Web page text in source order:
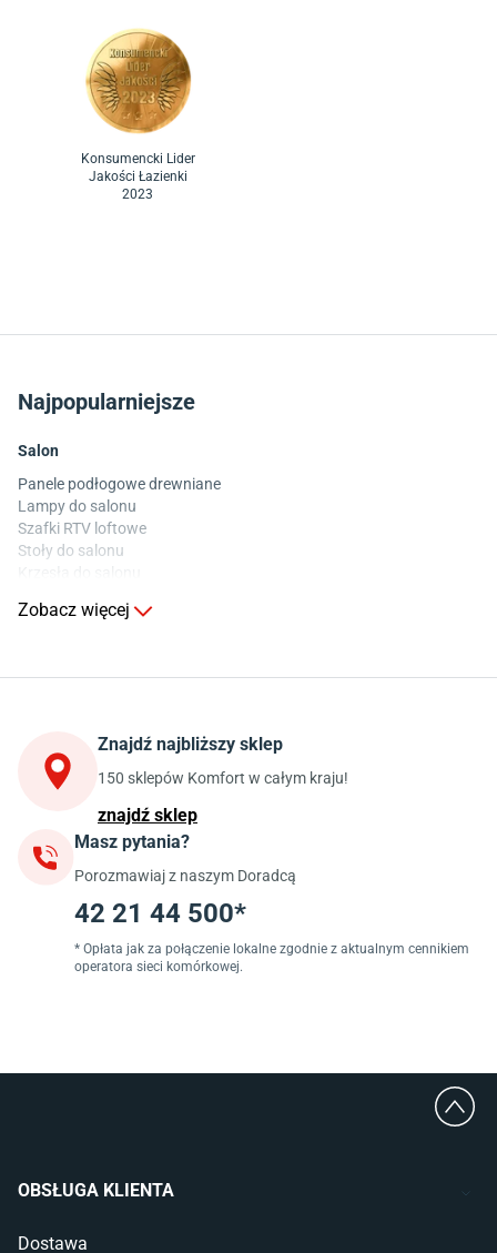
Konsumencki Lider
Jakości Łazienki
2023
Najpopularniejsze
Salon
Panele podłogowe drewniane
Lampy do salonu
Szafki RTV loftowe
Stoły do salonu
Stoły do kuchni
Szafki kuchenne wiszące (górne)
Szafki pod zlewozmywak
Blaty kuchenne laminowane
Jadalnia
Stoły do jadalni
Krzesła do jadalni
Dywany szare
Lampy w stylu loftowym
Lampy wiszące do jadalni
Wanny Cersanit
Zobacz więcej
Znajdź najbliższy sklep
150 sklepów Komfort w całym kraju!
znajdź sklep
Masz pytania?
Porozmawiaj z naszym Doradcą
42 21 44 500*
* Opłata jak za połączenie lokalne zgodnie z aktualnym cennikiem
operatora sieci komórkowej.
OBSŁUGA KLIENTA
Dostawa